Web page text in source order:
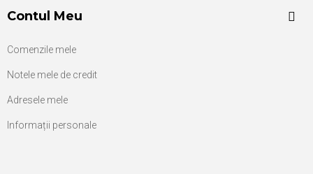
Contul Meu
Comenzile mele
Notele mele de credit
Adresele mele
Informații personale